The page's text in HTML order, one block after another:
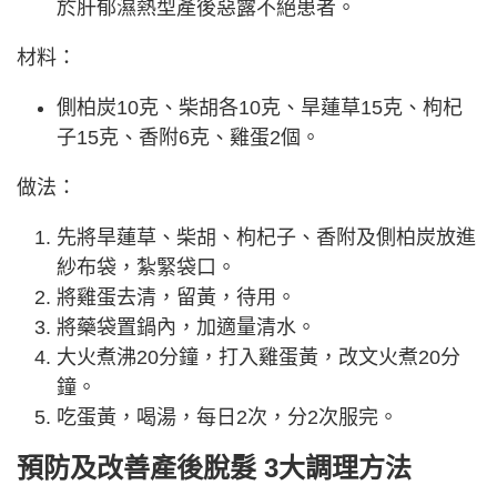
於肝郁濕熱型產後惡露不絕患者。
材料：
側柏炭10克、柴胡各10克、旱蓮草15克、枸杞
子15克、香附6克、雞蛋2個。
做法：
先將旱蓮草、柴胡、枸杞子、香附及側柏炭放進
紗布袋，紮緊袋口。
將雞蛋去清，留黃，待用。
將藥袋置鍋內，加適量清水。
大火煮沸20分鐘，打入雞蛋黃，改文火煮20分
鐘。
吃蛋黃，喝湯，每日2次，分2次服完。
預防及改善產後脫髮 3大調理方法